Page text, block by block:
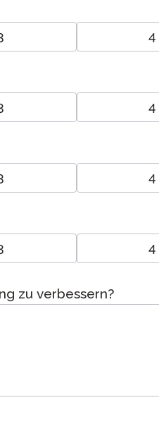
4
4
4
4
zu verbessern?